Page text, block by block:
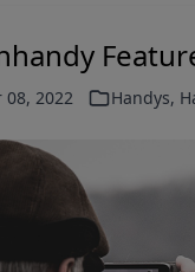
08, 2022 Handys,